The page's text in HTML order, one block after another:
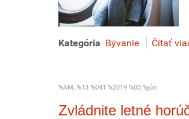
Kategória Bývanie Čítať
%AM, %13 %041 %2019 %00:%jún
Zvládnite letné